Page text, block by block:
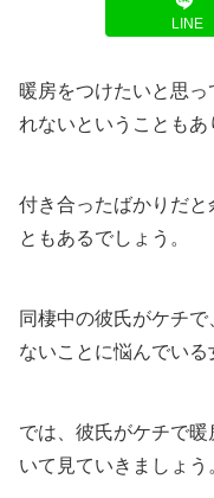
LINE
暖房をつけたいと思
れないということもあ
付き合ったばかりだと
ともあるでしょう。
同棲中の彼氏がケチ
ないことに悩んでいる
では、彼氏がケチで
いて見ていきましょう